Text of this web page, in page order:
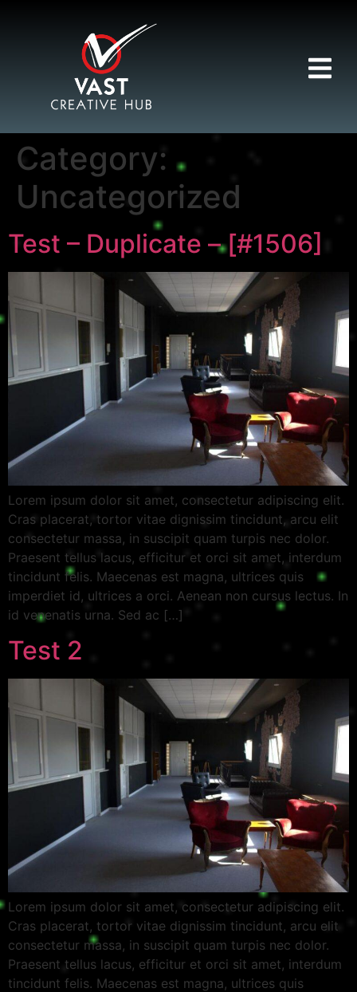
Category:
Uncategorized
Test – Duplicate – [#1506]
Lorem ipsum dolor sit amet, consectetur adipiscing elit.
Cras placerat, tortor vitae dignissim tincidunt, arcu elit
consectetur massa, in suscipit quam turpis nec dolor.
Praesent tellus lacus, efficitur et orci sit amet, interdum
tincidunt felis. Maecenas est magna, ultrices quis
imperdiet id, ultrices a orci. Aenean non cursus lectus. In
id venenatis urna. Sed ac […]
Test 2
Lorem ipsum dolor sit amet, consectetur adipiscing elit.
Cras placerat, tortor vitae dignissim tincidunt, arcu elit
consectetur massa, in suscipit quam turpis nec dolor.
Praesent tellus lacus, efficitur et orci sit amet, interdum
tincidunt felis. Maecenas est magna, ultrices quis